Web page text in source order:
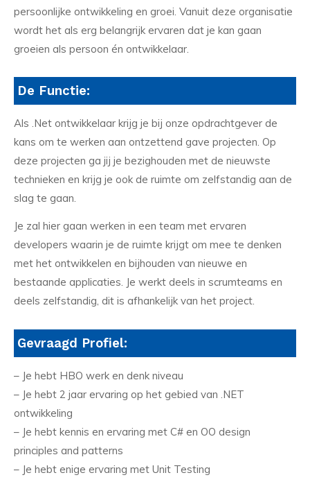
persoonlijke ontwikkeling en groei. Vanuit deze organisatie
wordt het als erg belangrijk ervaren dat je kan gaan
groeien als persoon én ontwikkelaar.
De Functie:
Als .Net ontwikkelaar krijg je bij onze opdrachtgever de
kans om te werken aan ontzettend gave projecten. Op
deze projecten ga jij je bezighouden met de nieuwste
technieken en krijg je ook de ruimte om zelfstandig aan de
slag te gaan.
Je zal hier gaan werken in een team met ervaren
developers waarin je de ruimte krijgt om mee te denken
met het ontwikkelen en bijhouden van nieuwe en
bestaande applicaties. Je werkt deels in scrumteams en
deels zelfstandig, dit is afhankelijk van het project.
Gevraagd Profiel:
– Je hebt HBO werk en denk niveau
– Je hebt 2 jaar ervaring op het gebied van .NET
ontwikkeling
– Je hebt kennis en ervaring met C# en OO design
principles and patterns
– Je hebt enige ervaring met Unit Testing